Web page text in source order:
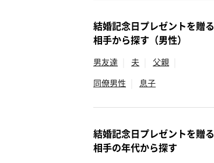
結婚記念日プレゼントを贈る
相手から探す（男性）
男友達 夫 父親
同僚男性
息子
結婚記念日プレゼントを贈る
相手の年代から探す